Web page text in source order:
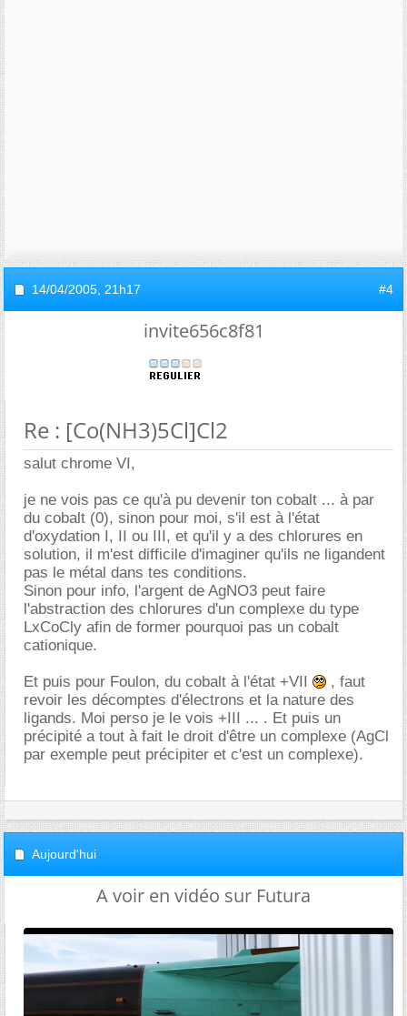
14/04/2005, 21h17 #4
invite656c8f81
Re : [Co(NH3)5Cl]Cl2
salut chrome VI,
je ne vois pas ce qu'à pu devenir ton cobalt ... à par
du cobalt (0), sinon pour moi, s'il est à l'état
d'oxydation I, II ou III, et qu'il y a des chlorures en
solution, il m'est difficile d'imaginer qu'ils ne ligandent
pas le métal dans tes conditions.
Sinon pour info, l'argent de AgNO3 peut faire
l'abstraction des chlorures d'un complexe du type
LxCoCly afin de former pourquoi pas un cobalt
cationique.
Et puis pour Foulon, du cobalt à l'état +VII
, faut
revoir les décomptes d'électrons et la nature des
ligands. Moi perso je le vois +III ... . Et puis un
précipité a tout à fait le droit d'être un complexe (AgCl
par exemple peut précipiter et c'est un complexe).
Aujourd'hui
A voir en vidéo sur Futura